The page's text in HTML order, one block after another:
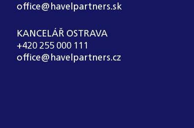
office@havelpartners.sk
KANCELÁŘ OSTRAVA
+420 255 000 111
office@havelpartners.cz